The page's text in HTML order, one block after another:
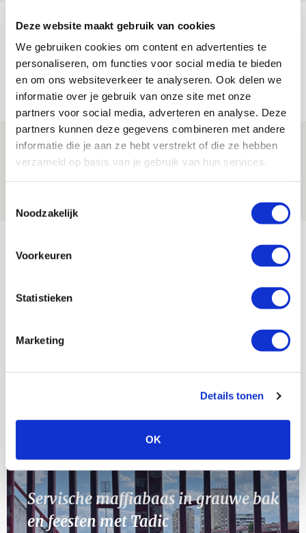
Deze website maakt gebruik van cookies
We gebruiken cookies om content en advertenties te
personaliseren, om functies voor social media te bieden
en om ons websiteverkeer te analyseren. Ook delen we
informatie over je gebruik van onze site met onze
partners voor social media, adverteren en analyse. Deze
partners kunnen deze gegevens combineren met andere
informatie die je aan ze hebt verstrekt of die ze hebben
verzameld op basis van je gebruik van hun services.
Noodzakelijk
Voorkeuren
Statistieken
Marketing
Details tonen
OK
Míchels elf: zie jij al rol voor
aanwinsten in thuisduel met
Shelbourne?
05 AUGUSTUS 2026 - 15:35
NIEUWS
Laatste Kaarten Actie Ajax - sc
Heerenveen [UITVERKOCHT]
05 AUGUSTUS 2026 - 15:00
AGENDA
23
Selectiedag ballenjongens/-meiden
Servische maffiabaas in grauwe bak
en feesten met Tadic